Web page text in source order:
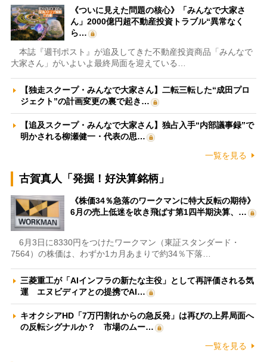
《ついに見えた問題の核心》「みんなで大家さ
ん」2000億円超不動産投資トラブル“異常なく
ら…
本誌『週刊ポスト』が追及してきた不動産投資商品「みんなで
大家さん」がいよいよ最終局面を迎えている…
【独走スクープ・みんなで大家さん】二転三転した“成田プロ
ジェクト”の計画変更の裏で起き…
【追及スクープ・みんなで大家さん】独占入手“内部議事録”で
明かされる柳瀬健一・代表の思…
一覧を見る
古賀真人「発掘！好決算銘柄」
《株価34％急落のワークマンに特大反転の期待》
6月の売上低迷を吹き飛ばす第1四半期決算、…
6月3日に8330円をつけたワークマン（東証スタンダード・
7564）の株価は、わずか1カ月あまりで約34％下落…
三菱重工が「AIインフラの新たな主役」として再評価される気
運 エヌビディアとの提携でAI…
キオクシアHD「7万円割れからの急反発」は再びの上昇局面へ
の反転シグナルか？ 市場のムー…
一覧を見る